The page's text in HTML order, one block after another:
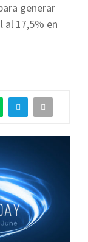
generar
al 17,5% en